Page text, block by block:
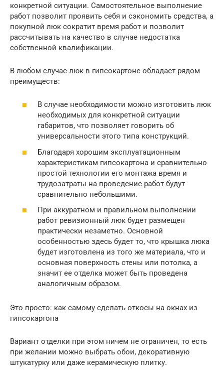
конкретной ситуации. Самостоятельное выполнение
работ позволит проявить себя и сэкономить средства, а
покупной люк сократит время работ и позволит
рассчитывать на качество в случае недостатка
собственной квалификации.
В любом случае люк в гипсокартоне обладает рядом
преимуществ:
В случае необходимости можно изготовить люк
необходимых для конкретной ситуации
габаритов, что позволяет говорить об
универсальности этого типа конструкций.
Благодаря хорошим эксплуатационным
характеристикам гипсокартона и сравнительно
простой технологии его монтажа время и
трудозатраты на проведение работ будут
сравнительно небольшими.
При аккуратном и правильном выполнении
работ ревизионный люк будет размещен
практически незаметно. Основной
особенностью здесь будет то, что крышка люка
будет изготовлена из того же материала, что и
основная поверхность стены или потолка, а
значит ее отделка может быть проведена
аналогичным образом.
Это просто: как самому сделать откосы на окнах из
гипсокартона
Вариант отделки при этом ничем не ограничен, то есть
при желании можно выбрать обои, декоративную
штукатурку или даже керамическую плитку.